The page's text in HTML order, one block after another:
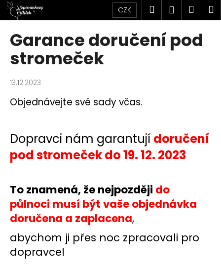
Přejít
obsah
CZK Hledat
Garance doručení pod
stromeček
13.12.2023
Objednávejte své sady včas.
Dopravci nám garantují doručení
pod stromeček do 19. 12. 2023
To znamená, že nejpozději do
půlnoci musí být vaše objednávka
doručena a zaplacena,
abychom ji přes noc zpracovali pro
dopravce!
K
o
C
o
p
t
e
b
u
e
t
e
n
a
j
í